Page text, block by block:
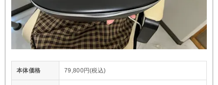
本体価格 79,800円(税込)